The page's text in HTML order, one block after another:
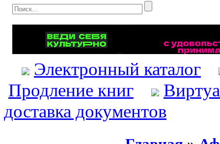
Электронный каталог
Продление книг
доставка документов